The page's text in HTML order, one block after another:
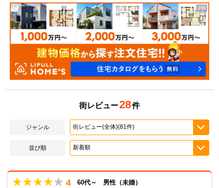
街レビュー28件
ジャンル
並び順
4 60代～ 男性（未婚）